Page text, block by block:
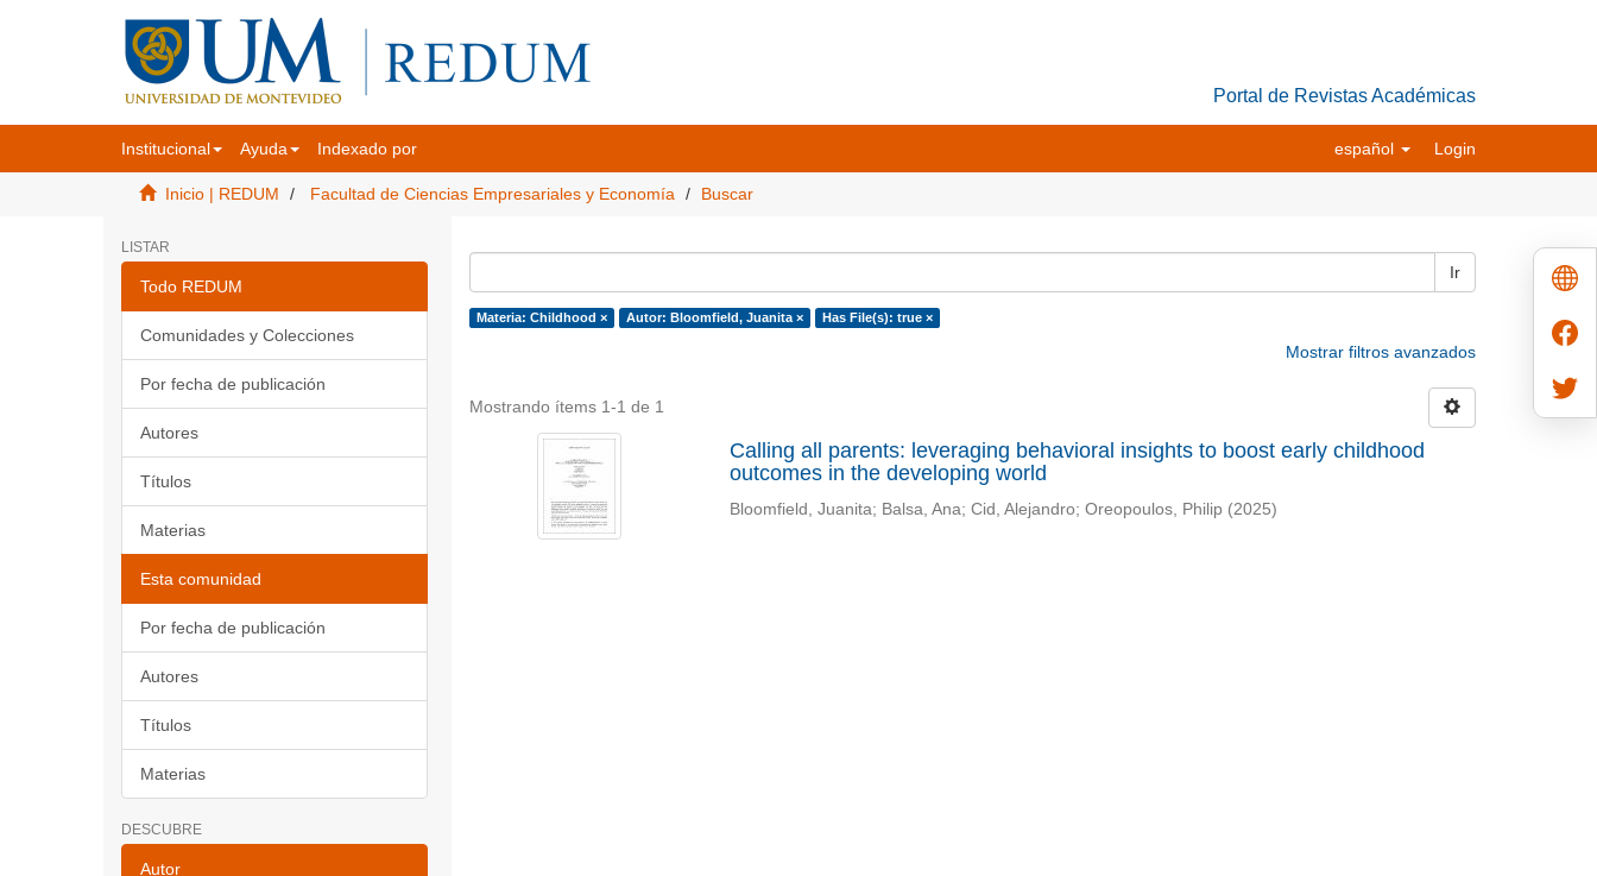
Portal de Revistas Académicas
Institucional Ayuda Indexado por español Login
Inicio | REDUM Facultad de Ciencias Empresariales y Economía Buscar
LISTAR
Todo REDUM
Comunidades y Colecciones
Por fecha de publicación
Autores
Títulos
Materias
Esta comunidad
Por fecha de publicación
Autores
Títulos
Materias
DESCUBRE
Autor
Ir
Materia: Childhood × Autor: Bloomfield, Juanita × Has File(s): true ×
Mostrar filtros avanzados
Mostrando ítems 1-1 de 1
Calling all parents: leveraging behavioral insights to boost early childhood
outcomes in the developing world
Bloomfield, Juanita; Balsa, Ana; Cid, Alejandro; Oreopoulos, Philip (2025)